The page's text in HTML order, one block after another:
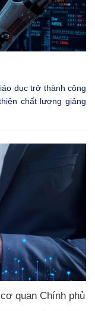
dục trở thành công
chất lượng giảng
quan Chính phủ